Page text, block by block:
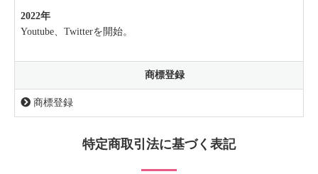
2022年
Youtube、Twitterを開始。
商標登録
商標登録
特定商取引法に基づく表記